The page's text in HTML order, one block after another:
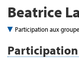
Beatrice
Participation aux